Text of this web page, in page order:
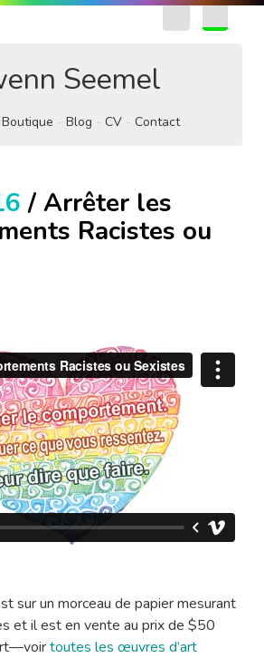
Seemel
Boutique Blog CV Contact
/ Arrêter les
Racistes ou
sur un morceau de papier mesurant
et il est en vente au prix de $50
toutes les œuvres d’art